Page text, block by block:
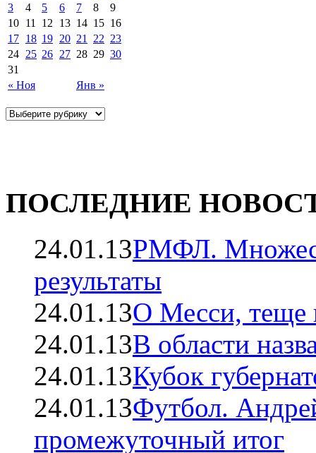
« Ноя Янв »
3
4 5 6 7 8
9
10 11 12 13 14 15 16
17 18 19 20 21 22 23
24 25 26 27 28 29 30
31
ПОСЛЕДНИЕ
24.01.13РМФЛ.
результаты
24.01.13О Месси, теще
24.01.13В области
24.01.13Кубок
24.01.13Футбол.
промежуточный итог